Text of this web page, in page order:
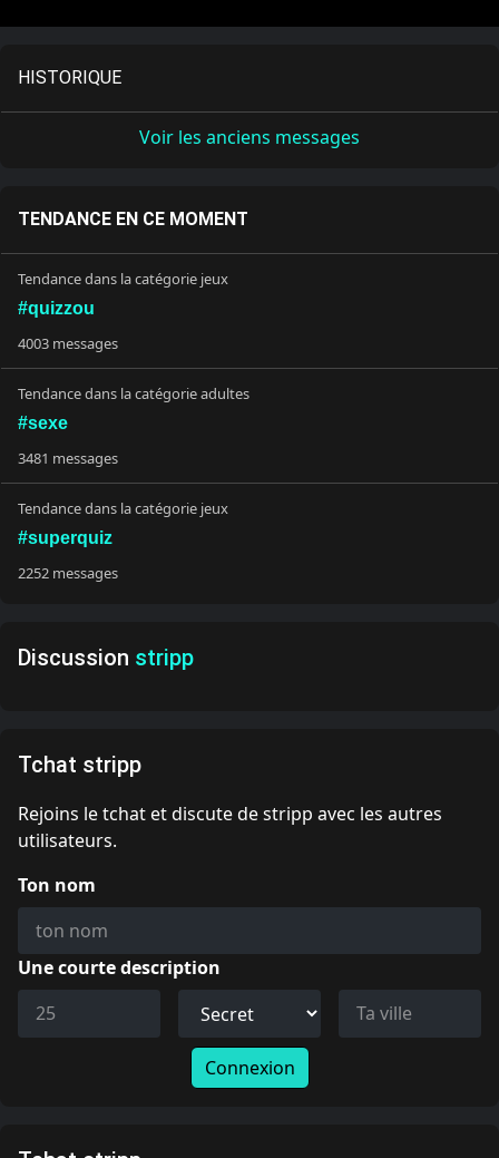
Discussion stripp
Tchat stripp
Rejoins le tchat et discute de stripp avec les autres
utilisateurs.
Ton nom
Une courte description
Connexion
HISTORIQUE
Voir les anciens messages
TENDANCE EN CE MOMENT
Tendance dans la catégorie jeux
#quizzou
4003 messages
Tendance dans la catégorie adultes
#sexe
3481 messages
Tendance dans la catégorie jeux
#superquiz
2252 messages